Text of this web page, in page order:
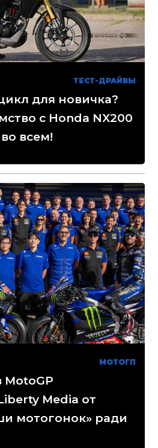
ТЕСТ-ДРАЙВЫ
для новичка?
с Honda NX200
всем!
МОТОГП
MotoGP
Media от
мотогонок» ради